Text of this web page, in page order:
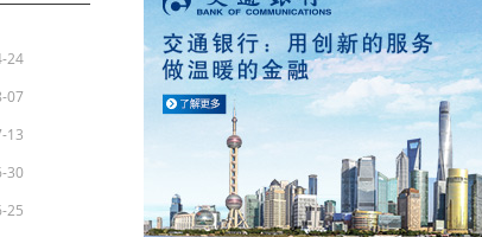
24
07
13
30
25